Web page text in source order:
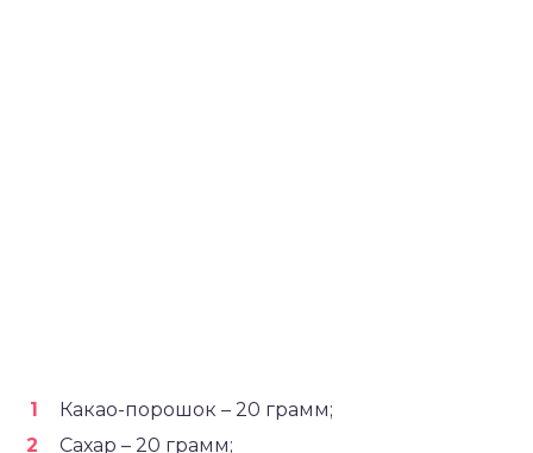
Какао-порошок – 20 грамм;
Сахар – 20 грамм;